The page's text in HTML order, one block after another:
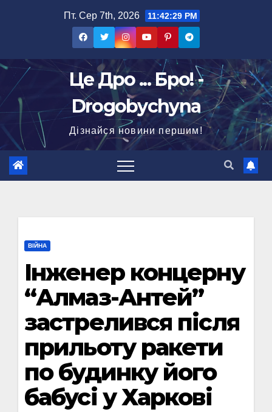
Пт. Сер 7th, 2026 11:42:31 PM
Це Дро ... Бро! -
Drogobychyna
Дізнайся новини першим!
ВІЙНА
Інженер концерну
“Алмаз-Антей”
застрелився після
прильоту ракети
по будинку його
бабусі у Харкові